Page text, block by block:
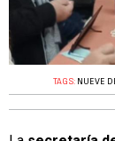
TAGS: NUEVE